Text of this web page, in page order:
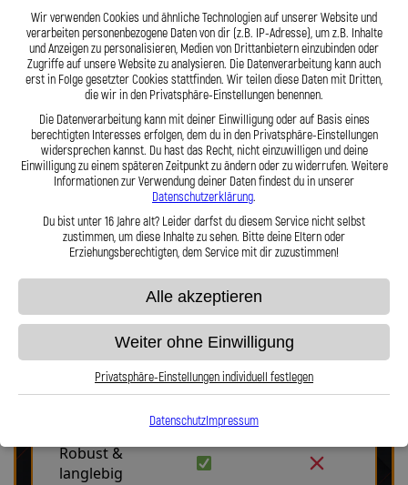
Stahlflex vs. Gummi
Stahlflex
Robust &
langlebig
Das spart Kosten und vermittelt dauerhaft ein sicheres Gefühl beim
Fahren. Unsere ausjustierbaren, verdrehbaren Anschlüsse ermöglichen
eine drallfreie und spannungsfreie Verlegung. Ob Sonderanfertigung
oder anbaufertiges Stahlflex-Kit – jede Leitung wird passgenau und
präzise gefertigt. Mit den Stahlflex-Bremsleitungen von Lothar Spiegler
Kfz-Leitungen GmbH entscheiden Sie sich für echte deutsche Qualität,
höchste Sicherheit und ein Produkt, das hält, was es verspricht.
Hier zu unserem Video „Stahlflex vs. Gummi“
Wir verwenden Cookies und ähnliche Technologien auf unserer Website und
verarbeiten personenbezogene Daten von dir (z.B. IP-Adresse), um z.B. Inhalte
und Anzeigen zu personalisieren, Medien von Drittanbietern einzubinden oder
Zugriffe auf unsere Website zu analysieren. Die Datenverarbeitung kann auch
erst in Folge gesetzter Cookies stattfinden. Wir teilen diese Daten mit Dritten,
die wir in den Privatsphäre-Einstellungen benennen.
Die Datenverarbeitung kann mit deiner Einwilligung oder auf Basis eines
berechtigten Interesses erfolgen, dem du in den Privatsphäre-Einstellungen
widersprechen kannst. Du hast das Recht, nicht einzuwilligen und deine
Einwilligung zu einem späteren Zeitpunkt zu ändern oder zu widerrufen. Weitere
Informationen zur Verwendung deiner Daten findest du in unserer
Datenschutzerklärung.
Du bist unter 16 Jahre alt? Leider darfst du diesem Service nicht selbst
zustimmen, um diese Inhalte zu sehen. Bitte deine Eltern oder
Erziehungsberechtigten, dem Service mit dir zuzustimmen!
Alle akzeptieren
Weiter ohne Einwilligung
Privatsphäre-Einstellungen individuell festlegen
DatenschutzImpressum